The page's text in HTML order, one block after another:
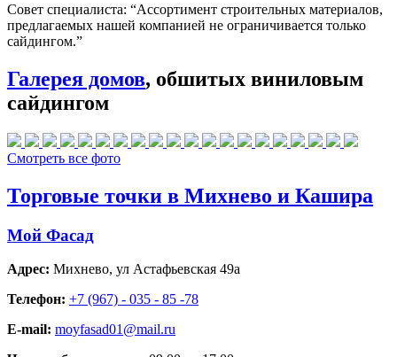
Совет специалиста: “Ассортимент строительных материалов,
предлагаемых нашей компанией не ограничивается только
сайдингом.”
Галерея домов, обшитых виниловым
сайдингом
Смотреть все фото
Торговые точки в Михнево и Кашира
Мой Фасад
Адрес: Михнево, ул Астафьевская 49а
Телефон: +7 (967) - 035 - 85 -78
E-mail: moyfasad01@mail.ru